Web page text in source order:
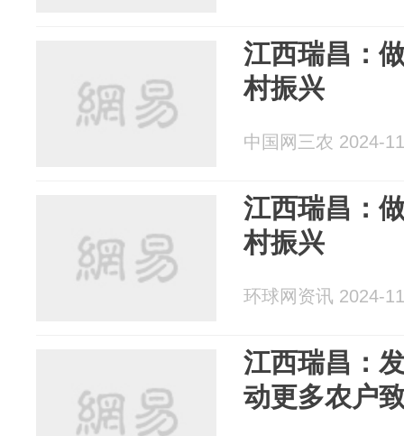
江西瑞昌：
村振兴
中国网三农 2024-
江西瑞昌：
村振兴
环球网资讯 2024-
江西瑞昌：
动更多农户